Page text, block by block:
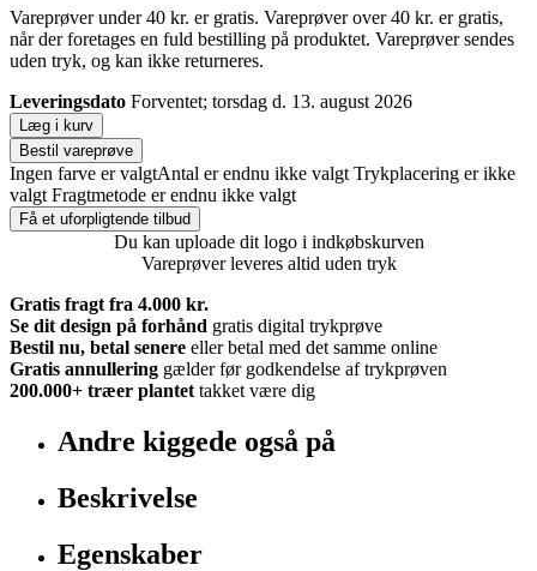
Vareprøver under 40 kr. er gratis. Vareprøver over 40 kr. er gratis,
når der foretages en fuld bestilling på produktet. Vareprøver sendes
uden tryk, og kan ikke returneres.
Leveringsdato Forventet; torsdag d. 13. august 2026
Læg i kurv
Bestil vareprøve
Ingen farve er valgtAntal er endnu ikke valgt Trykplacering er ikke
valgt Fragtmetode er endnu ikke valgt
Få et uforpligtende tilbud
Du kan uploade dit logo i indkøbskurven
Vareprøver leveres altid uden tryk
Gratis fragt fra 4.000 kr.
Se dit design på forhånd gratis digital trykprøve
Bestil nu, betal senere eller betal med det samme online
Gratis annullering gælder før godkendelse af trykprøven
200.000+ træer plantet takket være dig
Andre kiggede også på
Beskrivelse
Egenskaber